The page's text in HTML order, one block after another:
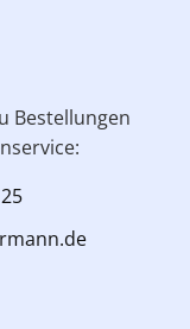
Bestellungen